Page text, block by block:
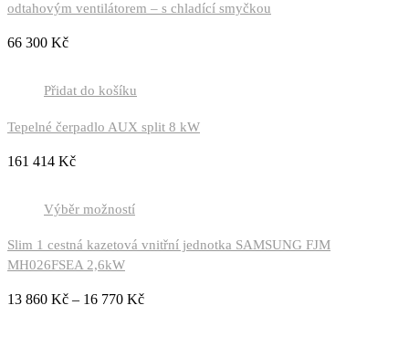
odtahovým ventilátorem – s chladící smyčkou
66 300 Kč
Přidat do košíku
Tepelné čerpadlo AUX split 8 kW
161 414 Kč
Výběr možností
Slim 1 cestná kazetová vnitřní jednotka SAMSUNG FJM
MH026FSEA 2,6kW
13 860 Kč – 16 770 Kč